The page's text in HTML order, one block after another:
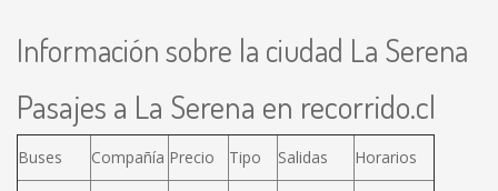
Información sobre la ciudad La Serena
Pasajes a La Serena en recorrido.cl
Buses Compañía Precio Tipo Salidas Horarios